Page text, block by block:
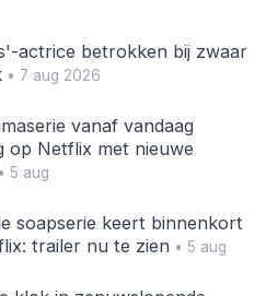
actrice betrokken bij zwaar
• 7 aug 2026
vanaf vandaag
op Netflix met nieuwe
5 aug
soapserie keert binnenkort
trailer nu te zien• 5 aug